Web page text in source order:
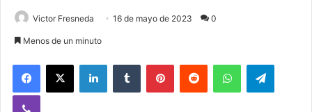
Victor Fresneda 16 de mayo de 2023 0
Menos de un minuto